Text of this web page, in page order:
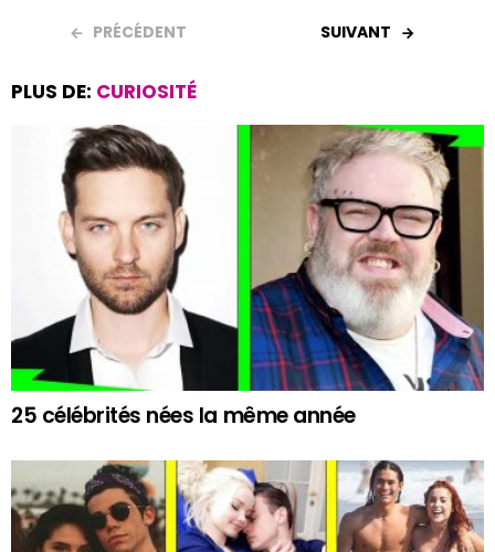
PRÉCÉDENT SUIVANT
PLUS DE: CURIOSITÉ
25 célébrités nées la même année